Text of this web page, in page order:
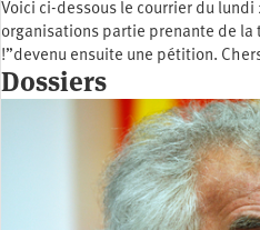
Voici ci-dessous le courrier du lundi
organisations partie prenante de la
!”devenu ensuite une pétition.
Dossiers